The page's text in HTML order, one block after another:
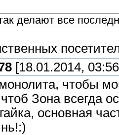
делают все
[18.01.2014,
чтобы
Зона всегда
основная